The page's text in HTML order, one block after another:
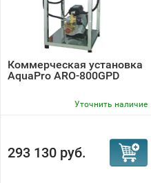
Коммерческая установка
AquaPro ARO-800GPD
Уточнить наличие
293 130 руб.